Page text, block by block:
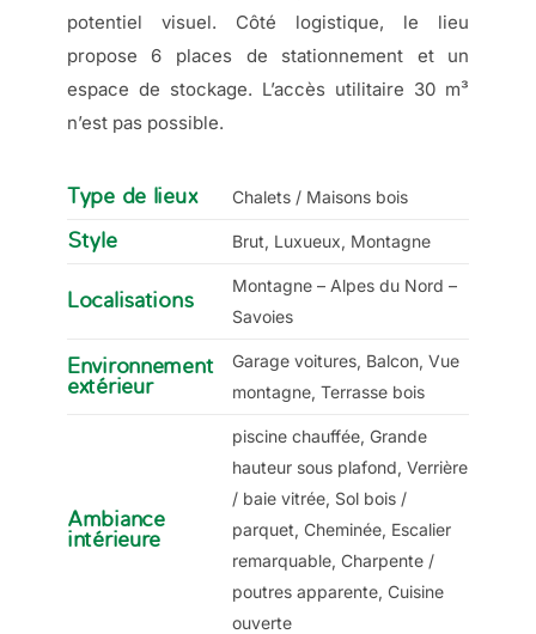
potentiel visuel. Côté logistique, le lieu
propose 6 places de stationnement et un
espace de stockage. L’accès utilitaire 30 m³
n’est pas possible.
Type de lieux Chalets / Maisons bois
Style Brut, Luxueux, Montagne
Localisations
Montagne – Alpes du Nord –
Savoies
Environnement
extérieur
Garage voitures, Balcon, Vue
montagne, Terrasse bois
Ambiance
intérieure
piscine chauffée, Grande
hauteur sous plafond, Verrière
/ baie vitrée, Sol bois /
parquet, Cheminée, Escalier
remarquable, Charpente /
poutres apparente, Cuisine
ouverte